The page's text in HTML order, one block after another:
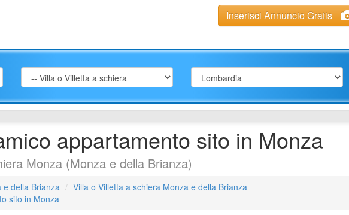
Inserisci Annuncio Gratis
appartamento sito in Monza
Monza (Monza e della Brianza)
e della Brianza
Villa o Villetta a schiera Monza e della Brianza
sito in Monza